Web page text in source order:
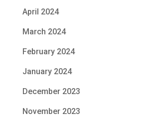
April 2024
March 2024
February 2024
January 2024
December 2023
November 2023